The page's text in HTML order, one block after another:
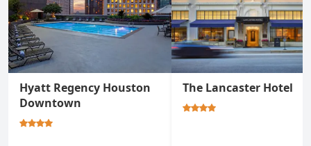
Hyatt Regency Houston
Downtown
The Lancaster Hotel